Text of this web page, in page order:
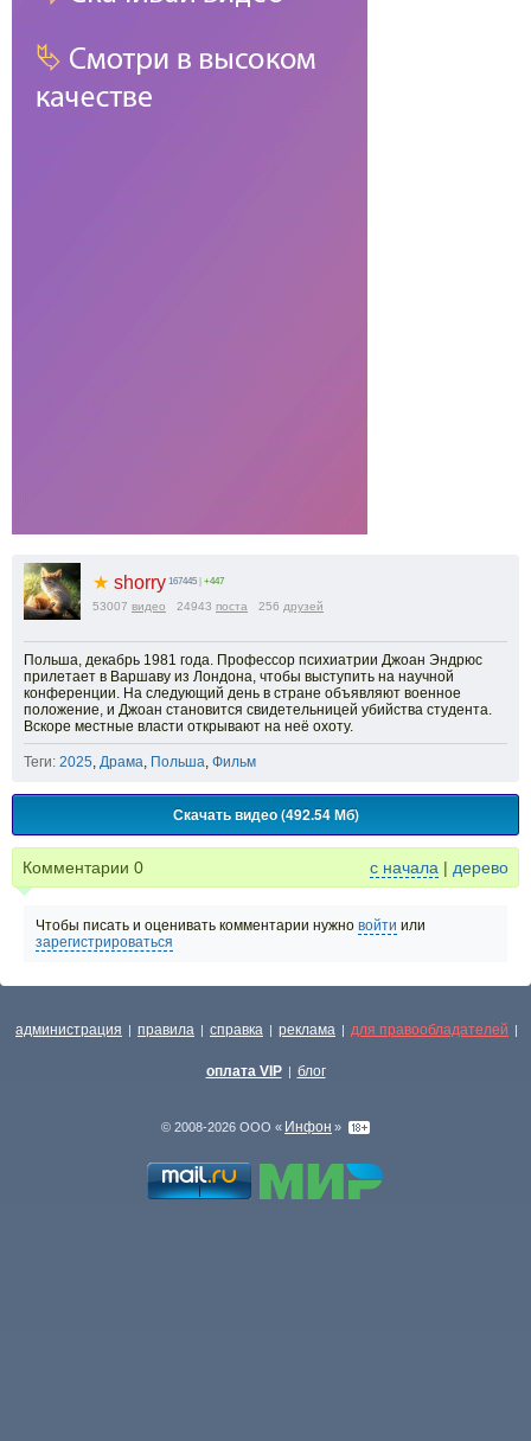
★ shorry 167445 | +447
53007 видео 24943 поста 256 друзей
Польша, декабрь 1981 года. Профессор психиатрии Джоан Эндрюс
прилетает в Варшаву из Лондона, чтобы выступить на научной
конференции. На следующий день в стране объявляют военное
положение, и Джоан становится свидетельницей убийства студента.
Вскоре местные власти открывают на неё охоту.
Теги: 2025 Драма Польша Фильм
Скачать видео (492.54 Мб)
Комментарии 0 с начала | дерево
Чтобы писать и оценивать комментарии нужно войти или
зарегистрироваться
администрация | правила | справка | реклама | для правообладателей |
оплата VIP | блог
© 2008-2026 ООО « Инфон »